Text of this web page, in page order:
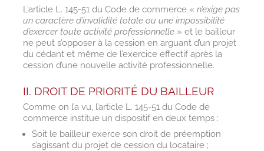
L’article L. 145-51 du Code de commerce « n’exige pas
un caractère d’invalidité totale ou une impossibilité
d’exercer toute activité professionnelle» et le bailleur
ne peut s’opposer à la cession en arguant d’un projet
du cédant et même de l’exercice effectif après la
cession d’une nouvelle activité professionnelle.
II. DROIT DE PRIORITÉ DU BAILLEUR
Comme on l’a vu, l’article L. 145-51 du Code de
commerce institue un dispositif en deux temps :
Soit le bailleur exerce son droit de préemption
s’agissant du projet de cession du locataire ;